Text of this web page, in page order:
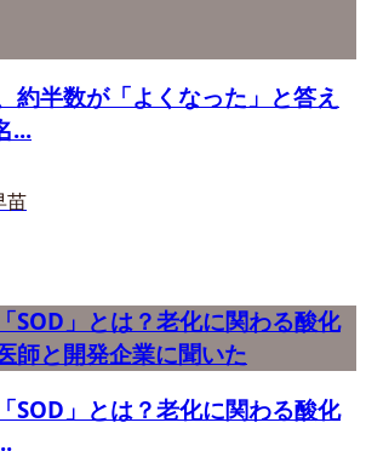
約半数が「よくなった」と答え
...
苗
SOD」とは？老化に関わる酸化
師と開発企業に聞いた
SOD」とは？老化に関わる酸化